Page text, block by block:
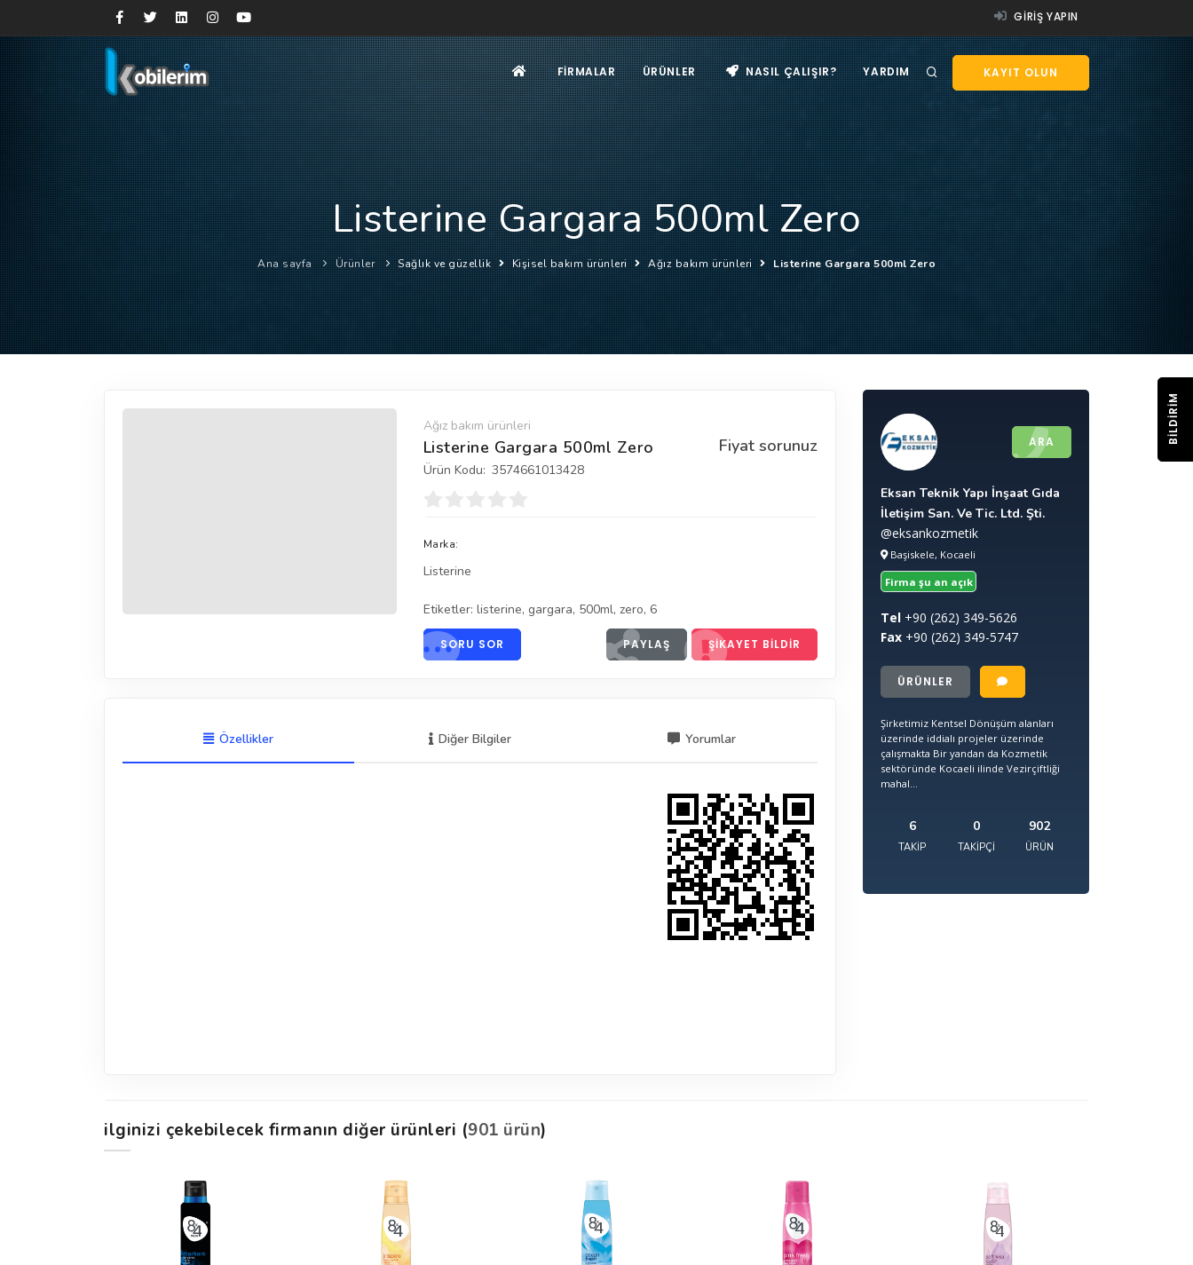
GIRIŞ YAPIN
KAYIT OLUN
FIRMALAR ÜRÜNLER NASIL ÇALIŞIR? YARDIM
Listerine Gargara 500ml Zero
Ana sayfa Ürünler Sağlık ve güzellik Kişisel bakım ürünleri Ağız bakım ürünleri Listerine Gargara 500ml Zero
Ağız bakım ürünleri
Fiyat sorunuz
Listerine Gargara 500ml Zero
Ürün Kodu: 3574661013428
Marka:
Listerine
Etiketler: listerine, gargara, 500ml, zero, 6
SORU SOR PAYLAŞ ŞIKAYET BILDIR
Özellikler Diğer Bilgiler Yorumlar
ARA
Eksan Teknik Yapı İnşaat Gıda
İletişim San. Ve Tic. Ltd. Şti.
@eksankozmetik
Başiskele, Kocaeli
Firma şu an açık
Tel +90 (262) 349-5626
Fax +90 (262) 349-5747
ÜRÜNLER
Şirketimiz Kentsel Dönüşüm alanları
üzerinde iddialı projeler üzerinde
çalışmakta Bir yandan da Kozmetik
sektöründe Kocaeli ilinde Vezirçiftliği
mahal...
6
TAKIP
0
TAKIPÇI
902
ÜRÜN
ilginizi çekebilecek firmanın diğer ürünleri (901 ürün)
BILDIRIM